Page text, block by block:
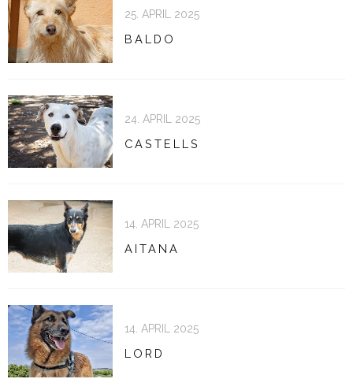
25. APRIL 2025
BALDO
24. APRIL 2025
CASTELLS
14. APRIL 2025
AITANA
14. APRIL 2025
LORD